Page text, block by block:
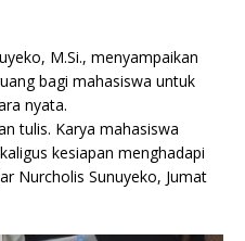
M.Si., menyampaikan
bagi mahasiswa untuk
nyata.
tulis. Karya mahasiswa
kesiapan menghadapi
Nurcholis Sunuyeko, Jumat